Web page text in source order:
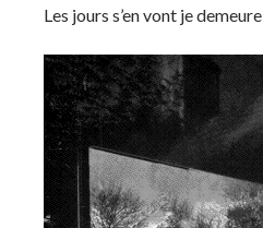
Les jours s’en vont je demeure